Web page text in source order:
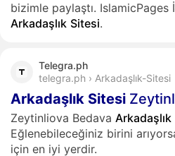
bizimle paylaştı. IslamicPages
Arkadaşlık Sitesi.
Telegra.ph
telegra.ph › Arkadaşlık-Sitesi
Arkadaşlık Sitesi
Zeytinliova Bedava Arkadaşlık
Eğlenebileceğiniz birini
için en iyi yerdir.